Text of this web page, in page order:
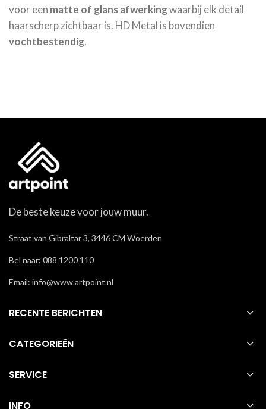
voor een matte of glans afwerkingwaarbij elk detail
haarscherp zichtbaar is. HD Metal is bovendien
vochtbestendig.
De beste keuze voor jouw muur.
Straat van Gibraltar 3, 3446 CM Woerden
Bel naar: 088 1200 110
Email: info@www.artpoint.nl
RECENTE BERICHTEN
CATEGORIEËN
SERVICE
INFO